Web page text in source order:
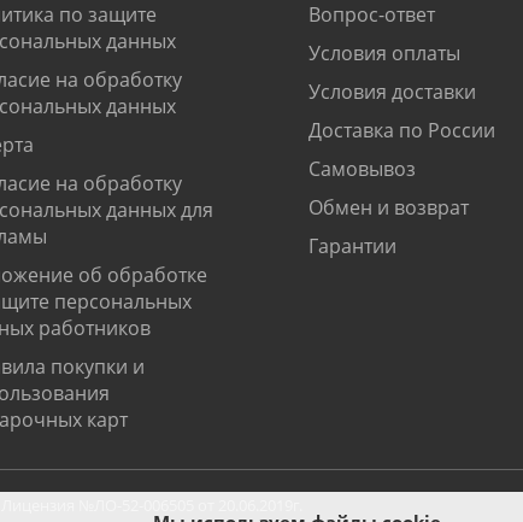
по защите
данных
на обработку
данных
на обработку
данных для
об обработке
персональных
работников
покупки и
карт
Вопрос-ответ
Условия оплаты
Условия доставки
Доставка по России
Самовывоз
Обмен и возврат
Гарантии